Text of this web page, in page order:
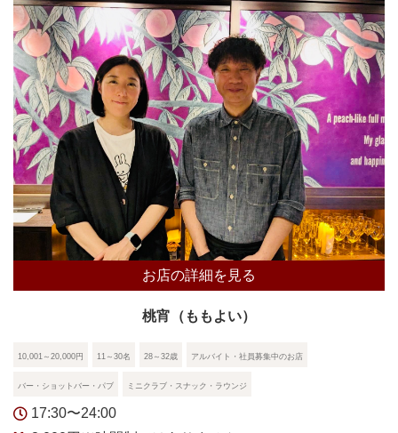
お店の詳細を見る
桃宵（ももよい）
10,001～20,000円 11～30名 28～32歳 アルバイト・社員募集中のお店
バー・ショットバー・パブ ミニクラブ・スナック・ラウンジ
17:30〜24:00